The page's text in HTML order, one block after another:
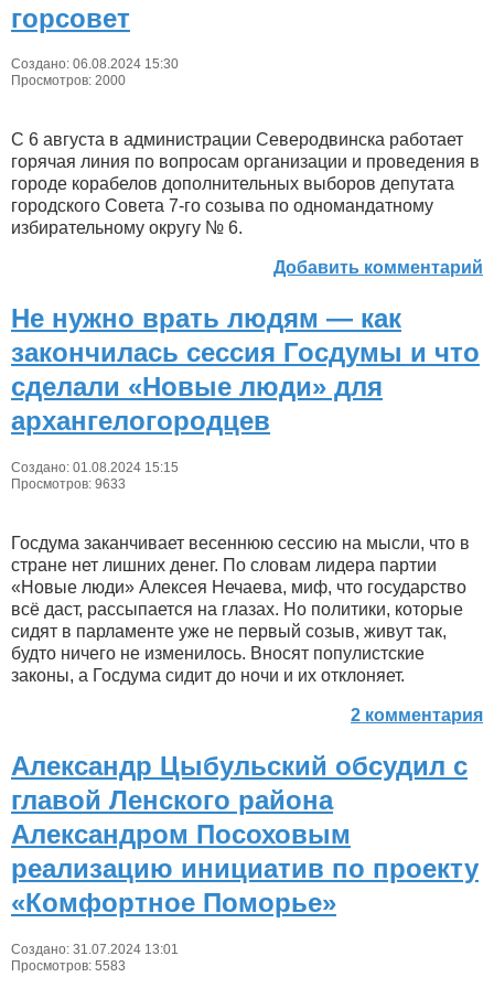
горсовет
Создано: 06.08.2024 15:30
Просмотров: 2000
С 6 августа в администрации Северодвинска работает
горячая линия по вопросам организации и проведения в
городе корабелов дополнительных выборов депутата
городского Совета 7-го созыва по одномандатному
избирательному округу № 6.
Добавить комментарий
Не нужно врать людям — как
закончилась сессия Госдумы и что
сделали «Новые люди» для
архангелогородцев
Создано: 01.08.2024 15:15
Просмотров: 9633
Госдума заканчивает весеннюю сессию на мысли, что в
стране нет лишних денег. По словам лидера партии
«Новые люди» Алексея Нечаева, миф, что государство
всё даст, рассыпается на глазах. Но политики, которые
сидят в парламенте уже не первый созыв, живут так,
будто ничего не изменилось. Вносят популистские
законы, а Госдума сидит до ночи и их отклоняет.
2 комментария
Александр Цыбульский обсудил с
главой Ленского района
Александром Посоховым
реализацию инициатив по проекту
«Комфортное Поморье»
Создано: 31.07.2024 13:01
Просмотров: 5583